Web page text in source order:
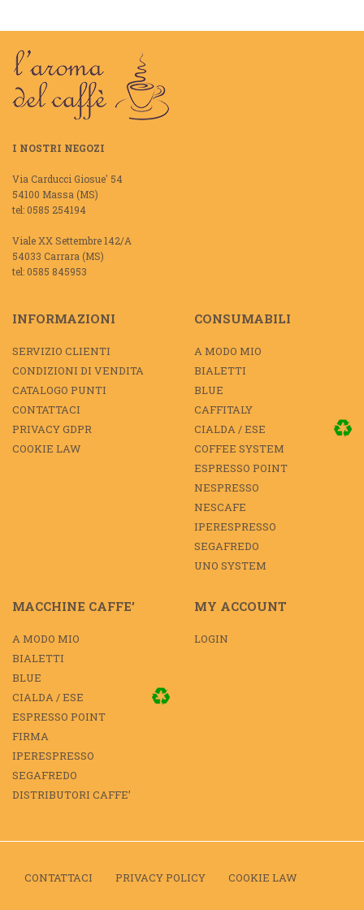
I NOSTRI NEGOZI
Via Carducci Giosue' 54
54100 Massa (MS)
tel: 0585 254194
Viale XX Settembre 142/A
54033 Carrara (MS)
tel: 0585 845953
INFORMAZIONI
SERVIZIO CLIENTI
CONDIZIONI DI VENDITA
CATALOGO PUNTI
CONTATTACI
PRIVACY GDPR
COOKIE LAW
CONSUMABILI
A MODO MIO
BIALETTI
BLUE
CAFFITALY
CIALDA / ESE
COFFEE SYSTEM
ESPRESSO POINT
NESPRESSO
NESCAFE
IPERESPRESSO
SEGAFREDO
UNO SYSTEM
MACCHINE CAFFE’
A MODO MIO
BIALETTI
BLUE
CIALDA / ESE
ESPRESSO POINT
FIRMA
IPERESPRESSO
SEGAFREDO
DISTRIBUTORI CAFFE’
MY ACCOUNT
LOGIN
CONTATTACI PRIVACY POLICY COOKIE LAW